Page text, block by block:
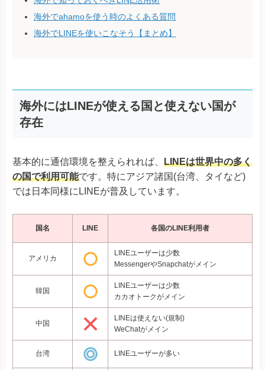
海外でahamoを使う時のよくある質問
海外でLINEを使いこなそう【まとめ】
海外にはLINEが使える国と使えない国が
存在
基本的に通信環境を整えられれば、 LINEは世界中の多く
の国で利用可能です。特にアジア諸国(台湾、タイなど)
では日本同様にLINEが普及しています。
国名 LINE 各国のLINE利用者
アメリカ
LINEユーザーは少数
MessengerやSnapchatがメイン
韓国
LINEユーザーは少数
カカオトークがメイン
中国
LINEは使えない(規制)
WeChatがメイン
台湾 LINEユーザーが多い